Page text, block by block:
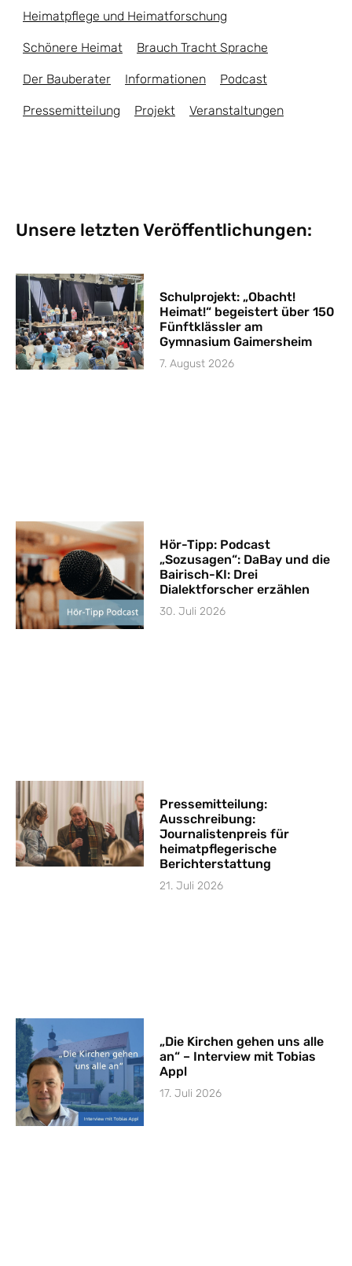
Heimatpflege und Heimatforschung
Schönere Heimat Brauch Tracht Sprache
Der Bauberater Informationen Podcast
Pressemitteilung Projekt Veranstaltungen
Unsere letzten Veröffentlichungen:
Schulprojekt: „Obacht!
Heimat!“ begeistert über 150
Fünftklässler am
Gymnasium Gaimersheim
7. August 2026
Hör-Tipp: Podcast
„Sozusagen“: DaBay und die
Bairisch-KI: Drei
Dialektforscher erzählen
30. Juli 2026
Pressemitteilung:
Ausschreibung:
Journalistenpreis für
heimatpflegerische
Berichterstattung
21. Juli 2026
„Die Kirchen gehen uns alle
an“ – Interview mit Tobias
Appl
17. Juli 2026